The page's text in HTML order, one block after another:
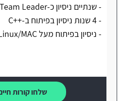
- שנתיים ניסיון כ-Team Leader
- 4 שנות ניסיון בפיתוח ב-++C
- ניסיון בפיתוח מעל Linux/MAC
שלחו קורות